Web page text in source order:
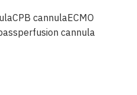
CPB cannulaECMO
perfusion cannula